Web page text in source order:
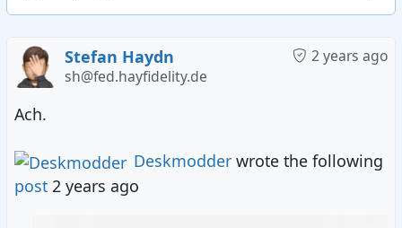
2 years ago
Stefan Haydn
sh@fed.hayfidelity.de
Ach.
Deskmodder wrote the following
post2 years ago